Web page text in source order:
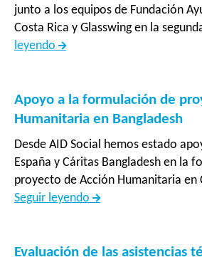
junto a los equipos de Fundación
Costa Rica y Glasswing en la
leyendo Medición
Convenio“Integrémonos:
Inclusión
y
sociocultural
de
población
Apoyo a la formulación de
Humanitaria en Bangladesh
Desde AID Social hemos estado
España y Cáritas Bangladesh en la
proyecto de Acción Humanitaria en
Seguir leyendo Apoyo
formulación
Evaluación de las asistencias